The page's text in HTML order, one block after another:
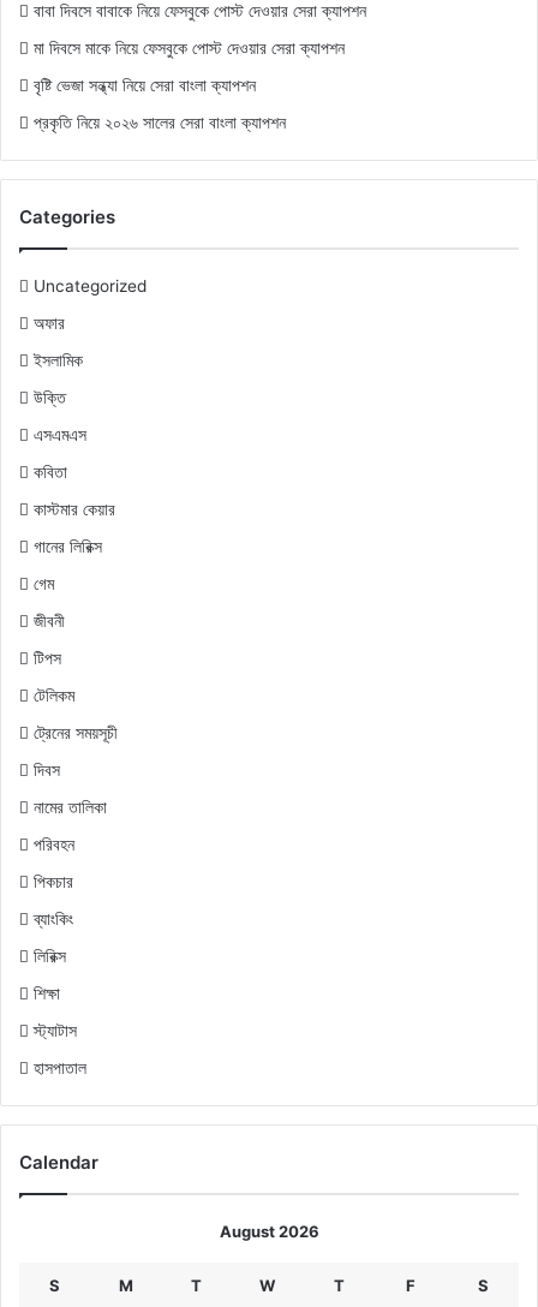
বাবা দিবসে বাবাকে নিয়ে ফেসবুকে পোস্ট দেওয়ার সেরা ক্যাপশন
মা দিবসে মাকে নিয়ে ফেসবুকে পোস্ট দেওয়ার সেরা ক্যাপশন
বৃষ্টি ভেজা সন্ধ্যা নিয়ে সেরা বাংলা ক্যাপশন
প্রকৃতি নিয়ে ২০২৬ সালের সেরা বাংলা ক্যাপশন
Categories
Uncategorized
অফার
ইসলামিক
উক্তি
এসএমএস
কবিতা
কাস্টমার কেয়ার
গানের লিরিক্স
গেম
জীবনী
টিপস
টেলিকম
ট্রেনের সময়সূচী
দিবস
নামের তালিকা
পরিবহন
পিকচার
ব্যাংকিং
লিরিক্স
শিক্ষা
স্ট্যাটাস
হাসপাতাল
Calendar
August 2026
S M T W T F S